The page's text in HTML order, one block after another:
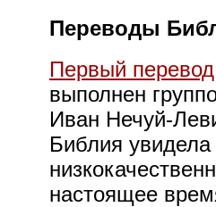
Переводы
Первый перевод
выполнен
Иван Нечуй-
Библия увидела
настоящее